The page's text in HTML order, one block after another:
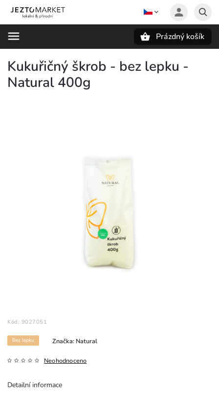
Prázdný košík
Kukuřičný škrob - bez lepku -
Natural 400g
Kód: 9027051
Bez lepku
Neohodnoceno
Značka: Natural
Detailní informace